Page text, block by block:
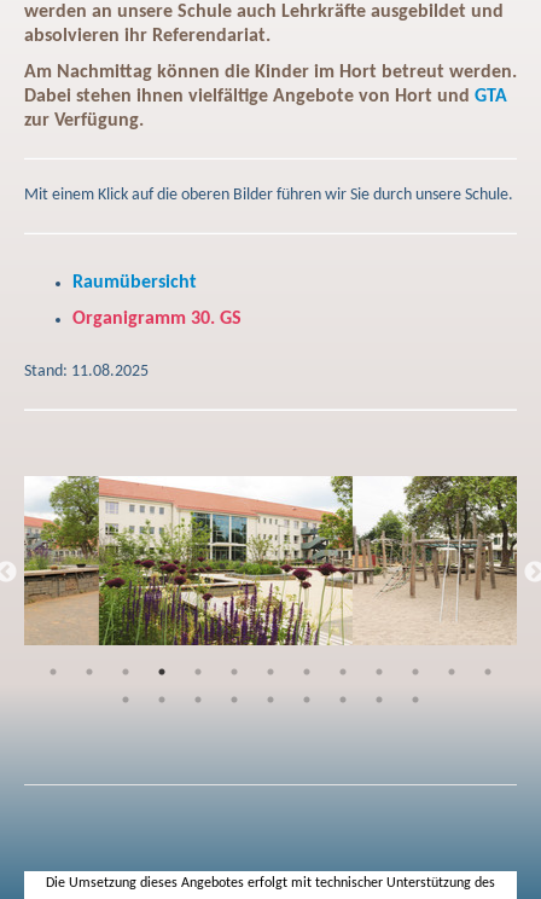
werden an unsere Schule auch Lehrkräfte ausgebildet und
absolvieren ihr Referendariat.
Am Nachmittag können die Kinder im Hort betreut werden.
Dabei stehen ihnen vielfältige Angebote von Hort und GTA
zur Verfügung.
Mit einem Klick auf die oberen Bilder führen wir Sie durch unsere Schule.
Raumübersicht
Organigramm 30. GS
Stand: 11.08.2025
Die Umsetzung dieses Angebotes erfolgt mit technischer Unterstützung des